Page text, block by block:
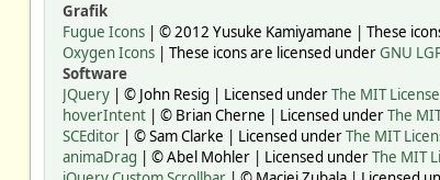
Grafik
Fugue Icons| © 2012 Yusuke Kamiyamane | These
Oxygen Icons| These icons are licensed underGNU
Software
JQuery| © John Resig | Licensed underThe MIT
hoverIntent| © Brian Cherne | Licensed underThe
SCEditor| © Sam Clarke | Licensed underThe MIT
animaDrag | © Abel Mohler | Licensed underThe MIT